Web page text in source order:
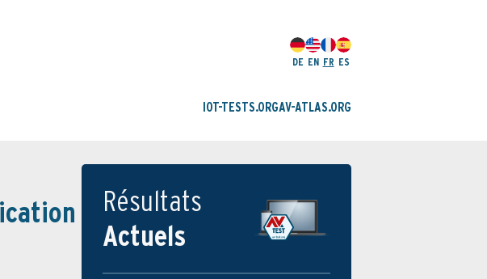
DE EN FR ES
IOT-TESTS.ORGAV-ATLAS.ORG
Résultats
Actuels